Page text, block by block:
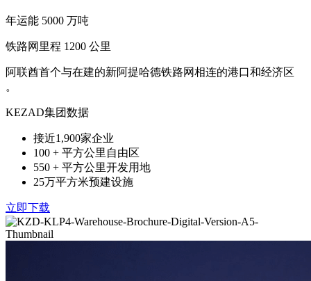
年运能 5000 万吨
铁路网里程 1200 公里
阿联酋首个与在建的新阿提哈德铁路网相连的港口和经济区
。
KEZAD集团数据
接近1,900家企业
100 + 平方公里自由区
550 + 平方公里开发用地
25万平方米预建设施
立即下载